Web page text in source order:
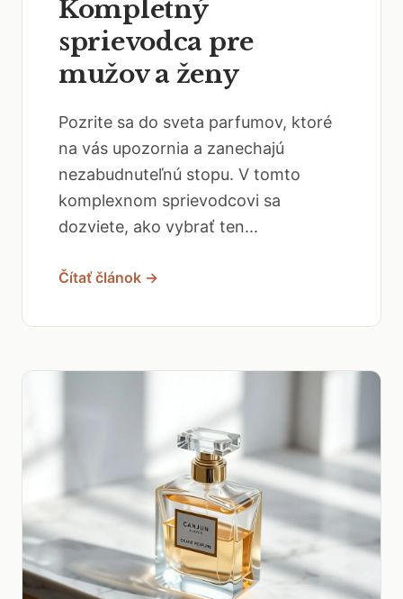
Kompletný
sprievodca pre
mužov a ženy
Pozrite sa do sveta parfumov, ktoré
na vás upozornia a zanechajú
nezabudnuteľnú stopu. V tomto
komplexnom sprievodcovi sa
dozviete, ako vybrať ten...
Čítať článok →